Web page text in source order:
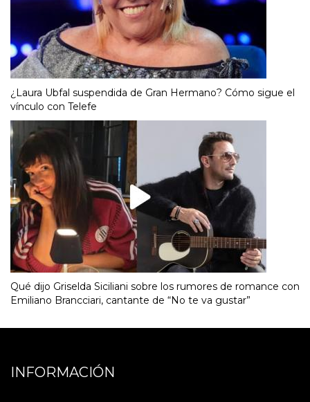
¿Laura Ubfal suspendida de Gran Hermano? Cómo sigue el
vínculo con Telefe
Qué dijo Griselda Siciliani sobre los rumores de romance con
Emiliano Brancciari, cantante de “No te va gustar”
INFORMACIÓN